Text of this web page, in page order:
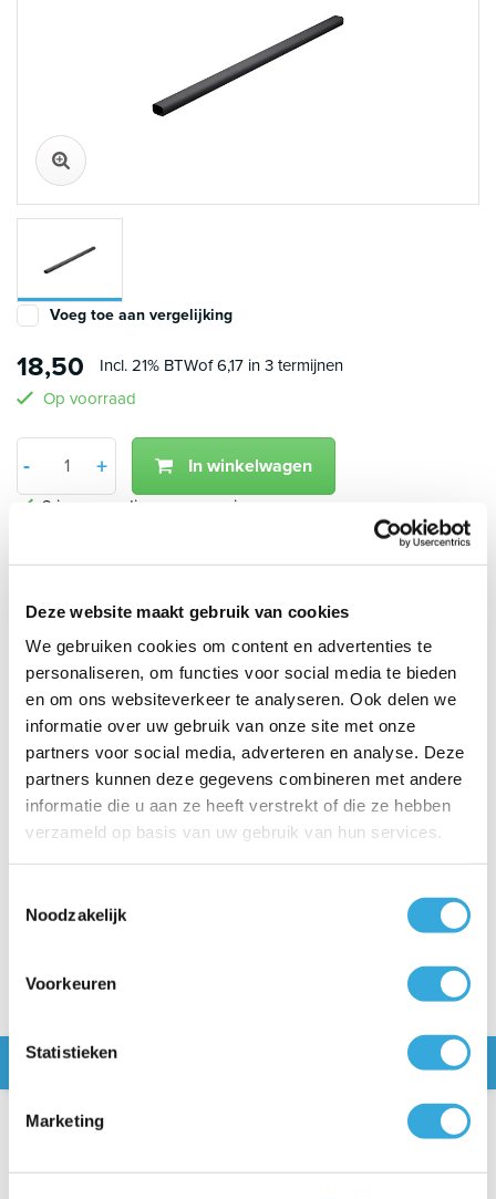
Deze website maakt gebruik van cookies
We gebruiken cookies om content en advertenties te
personaliseren, om functies voor social media te bieden
en om ons websiteverkeer te analyseren. Ook delen we
informatie over uw gebruik van onze site met onze
partners voor social media, adverteren en analyse. Deze
partners kunnen deze gegevens combineren met andere
informatie die u aan ze heeft verstrekt of die ze hebben
verzameld op basis van uw gebruik van hun services.
Noodzakelijk
Voorkeuren
Statistieken
Marketing
Voeg toe aan vergelijking
18,50 Incl. 21% BTWof 6,17 in 3 termijnen
Op voorraad
-
Min 1
Aantal
+
Plus 1
In winkelwagen
2 jaar garantie op accessoires
Voor 15:00 uur besteld, dezelfde werkdag verzonden
Klanten geven AircoGarant een 8.9 op Kiyoh
Klantbeoordelingen
8.9/10 (1790 beoordelingen)
4.5/5
John , Losser
23 december 2025
Lees meer
Snel naar